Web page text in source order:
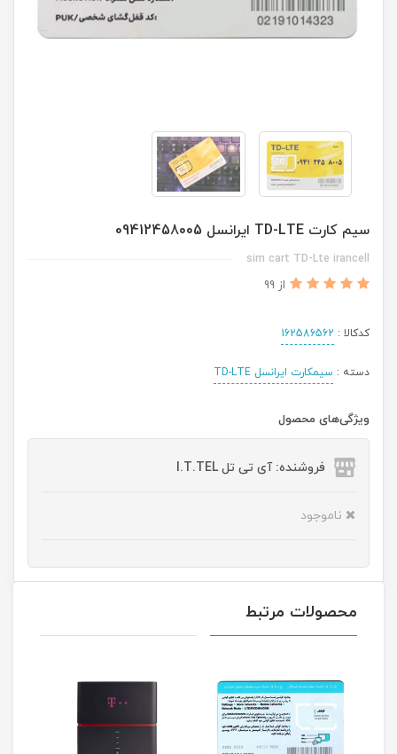
سیم کارت TD-LTE ایرانسل 09412458005
sim cart TD-Lte irancell
از 99
کدکالا : 162586562
دسته : سیمکارت ایرانسل TD-LTE
ویژگی‌های محصول
فروشنده: آی تی تل I.T.TEL
ناموجود
محصولات مرتبط